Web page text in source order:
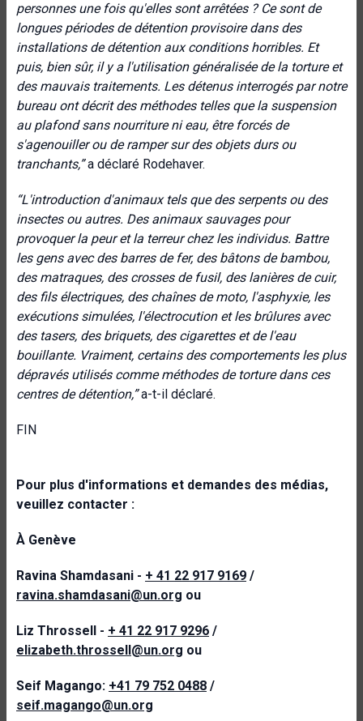
personnes une fois qu'elles sont arrêtées ? Ce sont de
longues périodes de détention provisoire dans des
installations de détention aux conditions horribles. Et
puis, bien sûr, il y a l'utilisation généralisée de la torture et
des mauvais traitements. Les détenus interrogés par notre
bureau ont décrit des méthodes telles que la suspension
au plafond sans nourriture ni eau, être forcés de
s'agenouiller ou de ramper sur des objets durs ou
tranchants,”a déclaré Rodehaver.
“L'introduction d'animaux tels que des serpents ou des
insectes ou autres. Des animaux sauvages pour
provoquer la peur et la terreur chez les individus. Battre
les gens avec des barres de fer, des bâtons de bambou,
des matraques, des crosses de fusil, des lanières de cuir,
des fils électriques, des chaînes de moto, l'asphyxie, les
exécutions simulées, l'électrocution et les brûlures avec
des tasers, des briquets, des cigarettes et de l'eau
bouillante. Vraiment, certains des comportements les plus
dépravés utilisés comme méthodes de torture dans ces
centres de détention,”a-t-il déclaré.
FIN
Pour plus d'informations et demandes des médias,
veuillez contacter :
À Genève
Ravina Shamdasani - + 41 22 917 9169 /
ravina.shamdasani@un.org ou
Liz Throssell - + 41 22 917 9296 /
elizabeth.throssell@un.org ou
Seif Magango: +41 79 752 0488 /
seif.magango@un.org